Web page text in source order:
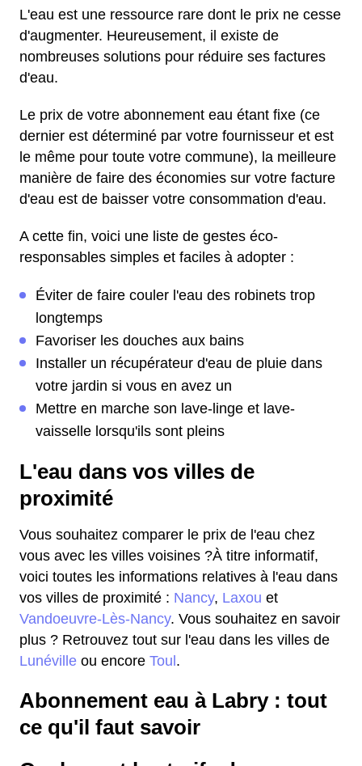
L'eau est une ressource rare dont le prix ne cesse
d'augmenter. Heureusement, il existe de
nombreuses solutions pour réduire ses factures
d'eau.
Le prix de votre abonnement eau étant fixe (ce
dernier est déterminé par votre fournisseur et est
le même pour toute votre commune), la meilleure
manière de faire des économies sur votre facture
d'eau est de baisser votre consommation d'eau.
A cette fin, voici une liste de gestes éco-
responsables simples et faciles à adopter :
Éviter de faire couler l'eau des robinets trop
longtemps
Favoriser les douches aux bains
Installer un récupérateur d'eau de pluie dans
votre jardin si vous en avez un
Mettre en marche son lave-linge et lave-
vaisselle lorsqu'ils sont pleins
L'eau dans vos villes de
proximité
Vous souhaitez comparer le prix de l'eau chez
vous avec les villes voisines ?À titre informatif,
voici toutes les informations relatives à l'eau dans
vos villes de proximité : Nancy, Laxou et
Vandoeuvre-Lès-Nancy. Vous souhaitez en savoir
plus ? Retrouvez tout sur l'eau dans les villes de
Lunéville ou encore Toul .
Abonnement eau à Labry : tout
ce qu'il faut savoir